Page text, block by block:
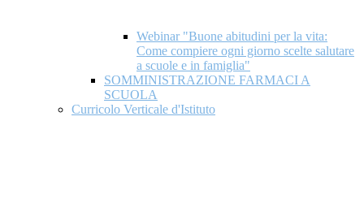
Webinar "Buone abitudini per la vita:
Come compiere ogni giorno scelte salutare
a scuole e in famiglia"
SOMMINISTRAZIONE FARMACI A
SCUOLA
Curricolo Verticale d'Istituto